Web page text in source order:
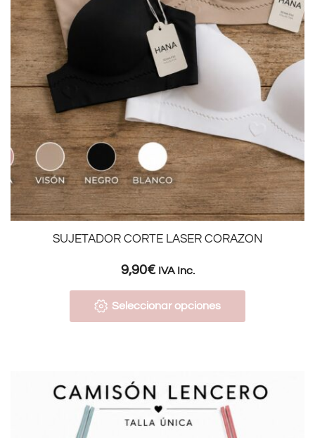
SUJETADOR CORTE LASER CORAZON
9,90€ IVA Inc.
Seleccionar opciones